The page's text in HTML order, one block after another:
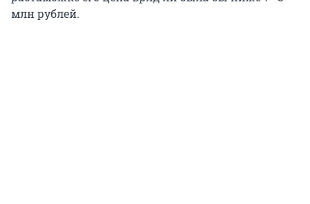
млн рублей.